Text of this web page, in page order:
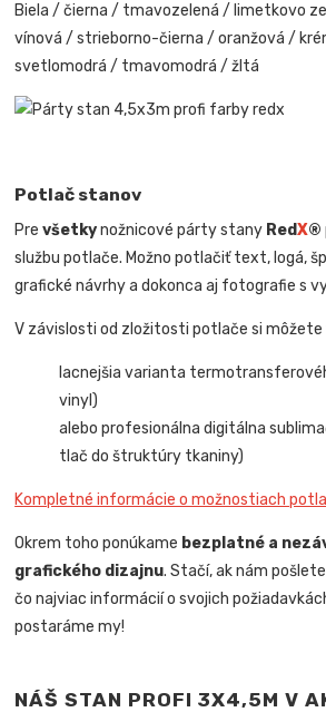
Biela / čierna / tmavozelená / limetkovo
vínová / strieborno-čierna / oranžová /
svetlomodrá / tmavomodrá / žltá
Potlač stanov
Prevšetkynožnicové párty stany RedX®
službu potlače. Možno potlačiť text, logá,
grafické návrhy a dokonca aj fotografie s
V závislosti od zložitosti potlače si môžete
lacnejšia varianta
vinyl)
alebo profesionálna digitálna
tlač do štruktúry tkaniny)
Kompletné informácie o možnostiach
Okrem toho ponúkame bezplatné a
grafického dizajnu. Stačí, ak nám
čo najviac informácií o svojich
postaráme my!
NÁŠ STAN PROFI 3X4,5M V